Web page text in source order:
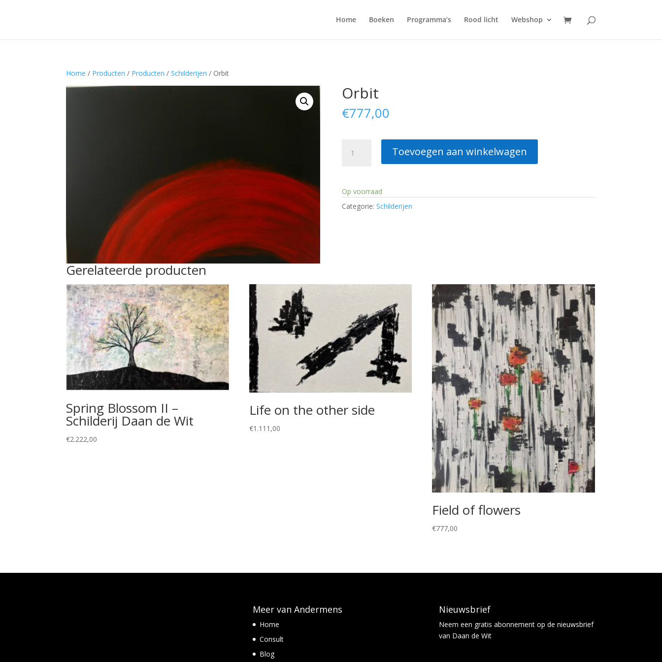
Home Boeken Programma’s Rood licht Webshop
Home / Producten / Producten /Schilderijen / Orbit
Orbit
€777,00
aantal
Toevoegen aan winkelwagen
Op voorraad
Categorie: Schilderijen
Gerelateerde producten
Spring Blossom II –
Schilderij Daan de Wit
€2.222,00
Life on the other side
€1.111,00
Field of flowers
€777,00
Meer van Andermens
Home
Consult
Blog
Nieuwsbrief
Neem een gratis abonnementop de nieuwsbrief
van Daan de Wit